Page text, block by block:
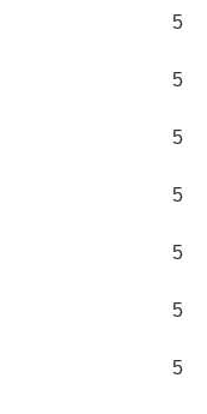
5
5
5
5
5
5
5